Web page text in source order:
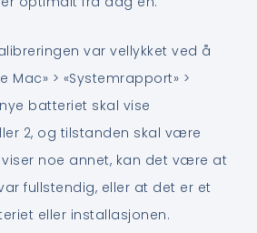
var vellykket ved å
Mac» > «Systemrapport» >
batteriet skal vise
2, og tilstanden skal være
viser noe annet, kan det være at
fullstendig, eller at det er et
eller installasjonen.